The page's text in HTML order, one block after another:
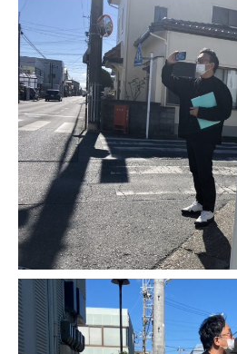
スタッフブログ
COMPANY
会社情報
ACCESS MAP
アクセスマップ
プライバシーポリシー
本社